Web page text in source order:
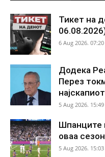
Тикет на
6 Aug 2026. 07:20
Додека
Перез
5 Aug 2026. 15:49
Шпанците
оваа
5 Aug 2026. 15:03